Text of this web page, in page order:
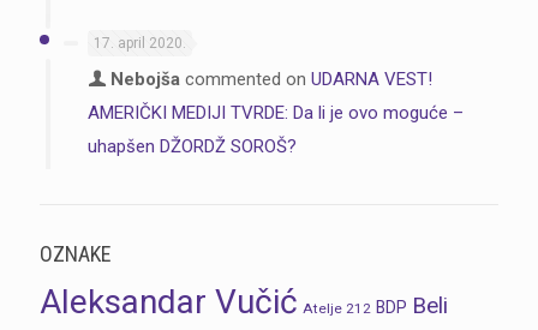
17. april 2020.
Nebojša commented on UDARNA VEST!
AMERIČKI MEDIJI TVRDE: Da li je ovo moguće –
uhapšen DŽORDŽ SOROŠ?
OZNAKE
Aleksandar Vučić Atelje 212 BDP Beli